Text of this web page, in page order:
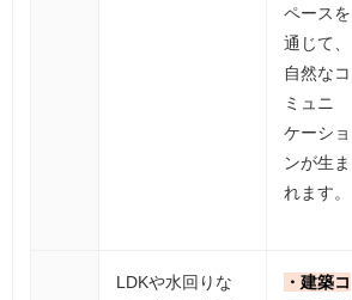
ペースを
通じて、
自然なコ
ミュニ
ケーショ
ンが生ま
れます。
LDKや水回りな
・建築コ